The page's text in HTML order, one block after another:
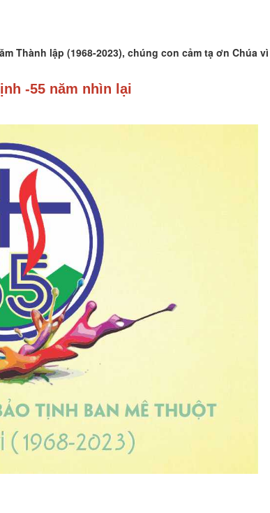
Thành lập (1968-2023), chúng con cảm tạ ơn Chúa
-55 năm nhìn lại